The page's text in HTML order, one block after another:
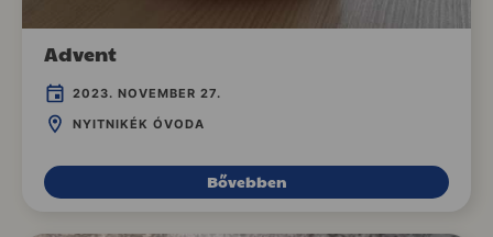
Advent
2023. NOVEMBER 27.
NYITNIKÉK ÓVODA
Bővebben